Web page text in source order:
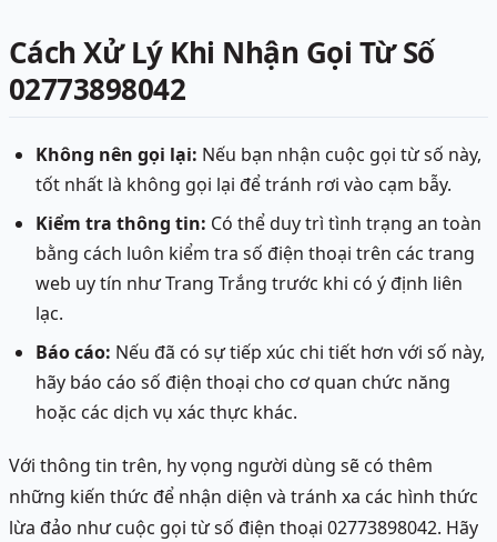
Cách Xử Lý Khi Nhận Gọi Từ Số
02773898042
Không nên gọi lại: Nếu bạn nhận cuộc gọi từ số này,
tốt nhất là không gọi lại để tránh rơi vào cạm bẫy.
Kiểm tra thông tin: Có thể duy trì tình trạng an toàn
bằng cách luôn kiểm tra số điện thoại trên các trang
web uy tín như Trang Trắng trước khi có ý định liên
lạc.
Báo cáo: Nếu đã có sự tiếp xúc chi tiết hơn với số này,
hãy báo cáo số điện thoại cho cơ quan chức năng
hoặc các dịch vụ xác thực khác.
Với thông tin trên, hy vọng người dùng sẽ có thêm
những kiến thức để nhận diện và tránh xa các hình thức
lừa đảo như cuộc gọi từ số điện thoại 02773898042. Hãy